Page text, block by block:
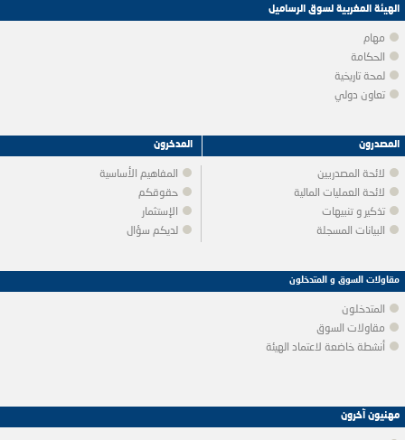
الهيئة المغربية لسوق الرساميل
مهام
الحكامة
لمحة تاريخية
تعاون دولي
المدخرون
المفاهيم الأساسية
حقوقكم
الإستثمار
لديكم سؤال
المصدرون
لائحة المصدريين
لائحة العمليات المالية
تذكير و تنبيهات
البيانات المسجلة
مقاولات السوق و المتدخلون
المتدخلون
مقاولات السوق
أنشطة خاضعة لاعتماد الهيئة
مهنيون آخرون